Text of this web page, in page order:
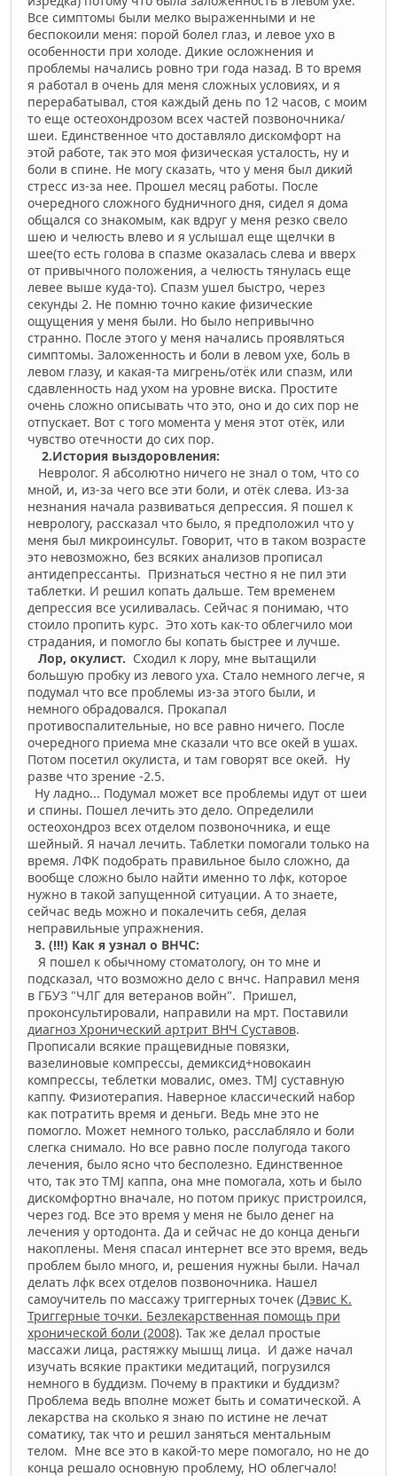
Все симптомы были мелко выраженными и не
беспокоили меня: порой болел глаз, и левое ухо в
особенности при холоде. Дикие осложнения и
проблемы начались ровно три года назад. В то время
я работал в очень для меня сложных условиях, и я
перерабатывал, стоя каждый день по 12 часов, с моим
то еще остеохондрозом всех частей позвоночника/
шеи. Единственное что доставляло дискомфорт на
этой работе, так это моя физическая усталость, ну и
боли в спине. Не могу сказать, что у меня был дикий
стресс из-за нее. Прошел месяц работы. После
очередного сложного будничного дня, сидел я дома
общался со знакомым, как вдруг у меня резко свело
шею и челюсть влево и я услышал еще щелчки в
шее(то есть голова в спазме оказалась слева и вверх
от привычного положения, а челюсть тянулась еще
левее выше куда-то). Спазм ушел быстро, через
секунды 2. Не помню точно какие физические
ощущения у меня были. Но было непривычно
странно. После этого у меня начались проявляться
симптомы. Заложенность и боли в левом ухе, боль в
левом глазу, и какая-та мигрень/отёк или спазм, или
сдавленность над ухом на уровне виска. Простите
очень сложно описывать что это, оно и до сих пор не
отпускает. Вот с того момента у меня этот отёк, или
чувство отечности до сих пор.
2.История выздоровления:
Невролог. Я абсолютно ничего не знал о том, что со
мной, и, из-за чего все эти боли, и отёк слева. Из-за
незнания начала развиваться депрессия. Я пошел к
неврологу, рассказал что было, я предположил что у
меня был микроинсульт. Говорит, что в таком возрасте
это невозможно, без всяких анализов прописал
антидепрессанты. Признаться честно я не пил эти
таблетки. И решил копать дальше. Тем временем
депрессия все усиливалась. Сейчас я понимаю, что
стоило пропить курс. Это хоть как-то облегчило мои
страдания, и помогло бы копать быстрее и лучше.
Лор, окулист. Сходил к лору, мне вытащили
большую пробку из левого уха. Стало немного легче, я
подумал что все проблемы из-за этого были, и
немного обрадовался. Прокапал
противоспалительные, но все равно ничего. После
очередного приема мне сказали что все окей в ушах.
Потом посетил окулиста, и там говорят все окей. Ну
разве что зрение -2.5.
Ну ладно... Подумал может все проблемы идут от шеи
и спины. Пошел лечить это дело. Определили
остеохондроз всех отделом позвоночника, и еще
шейный. Я начал лечить. Таблетки помогали только на
время. ЛФК подобрать правильное было сложно, да
вообще сложно было найти именно то лфк, которое
нужно в такой запущенной ситуации. А то знаете,
сейчас ведь можно и покалечить себя, делая
неправильные упражнения.
3. (!!!) Как я узнал о ВНЧС:
Я пошел к обычному стоматологу, он то мне и
подсказал, что возможно дело с внчс. Направил меня
в ГБУЗ "ЧЛГ для ветеранов войн". Пришел,
проконсультировали, направили на мрт. Поставили
диагноз Хронический артрит ВНЧ Суставов.
Прописали всякие пращевидные повязки,
вазелиновые компрессы, демиксид+новокаин
компрессы, теблетки мовалис, омез. TMJ суставную
каппу. Физиотерапия. Наверное классический набор
как потратить время и деньги. Ведь мне это не
помогло. Может немного только, расслабляло и боли
слегка снимало. Но все равно после полугода такого
лечения, было ясно что бесполезно. Единственное
что, так это TMJ каппа, она мне помогала, хоть и было
дискомфортно вначале, но потом прикус пристроился,
через год. Все это время у меня не было денег на
лечения у ортодонта. Да и сейчас не до конца деньги
накоплены. Меня спасал интернет все это время, ведь
проблем было много, и, решения нужны были. Начал
делать лфк всех отделов позвоночника. Нашел
самоучитель по массажу триггерных точек (Дэвис К.
Триггерные точки. Безлекарственная помощь при
хронической боли (2008). Так же делал простые
массажи лица, растяжку мышщ лица. И даже начал
изучать всякие практики медитаций, погрузился
немного в буддизм. Почему в практики и буддизм?
Проблема ведь вполне может быть и соматической. А
лекарства на сколько я знаю по истине не лечат
соматику, так что и решил заняться ментальным
телом. Мне все это в какой-то мере помогало, но не до
конца решало основную проблему, НО облегчало!